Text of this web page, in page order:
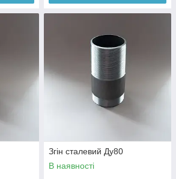
Згін сталевий Ду80
В наявності